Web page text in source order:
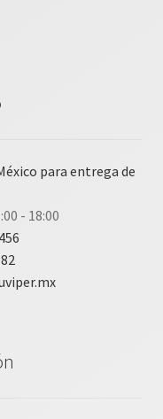
para entrega de
- 18:00